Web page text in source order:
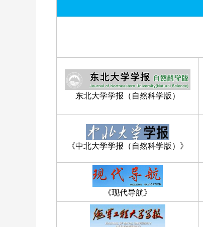
东北大学学报（自然科学版）
《中北大学学报（自然科学版）》
《现代导航》